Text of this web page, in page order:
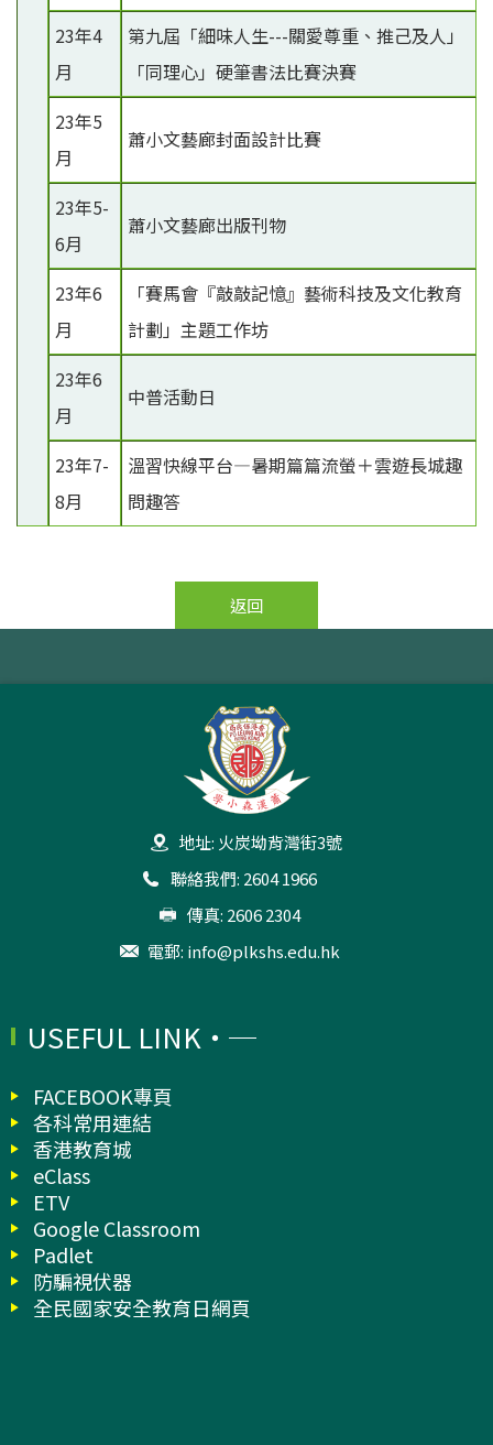
23年4
月
第九屆「細味人生---關愛尊重、推己及人」
「同理心」硬筆書法比賽決賽
23年5
月
蕭小文藝廊封面設計比賽
23年5-
6月
蕭小文藝廊出版刊物
23年6
月
「賽馬會『敲敲記憶』藝術科技及文化教育
計劃」主題工作坊
23年6
月
中普活動日
23年7-
8月
溫習快線平台—暑期篇篇流螢＋雲遊長城趣
問趣答
返回
地址: 火炭坳背灣街3號
聯絡我們: 2604 1966
傳真: 2606 2304
電郵: info@plkshs.edu.hk
USEFUL LINK
FACEBOOK專頁
各科常用連結
香港教育城
eClass
ETV
Google Classroom
Padlet
防騙視伏器
全民國家安全教育日網頁